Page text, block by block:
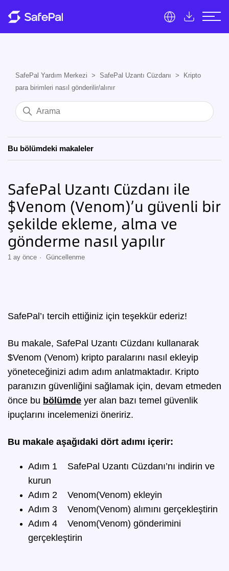
SafePal Yardım Merkezi SafePal Uzantı Cüzdanı
Kripto
para birimleri nasıl gönderilir/alınır
Bu bölümdeki makaleler
SafePal Uzantı Cüzdanı ile
$Venom (Venom)’u güvenli bir
şekilde ekleme, alma ve
gönderme nasıl yapılır
1 ay önce Güncellenme
SafePal’ı tercih ettiğiniz için teşekkür ederiz!
Bu makale, SafePal Uzantı Cüzdanı kullanarak
$Venom (Venom) kripto paralarını nasıl ekleyip
yöneteceğinizi adım adım anlatmaktadır. Kripto
paranızın güvenliğini sağlamak için, devam etmeden
önce bu bölümde yer alan bazı temel güvenlik
ipuçlarını incelemenizi öneririz.
Bu makale aşağıdaki dört adımı içerir:
Adım 1 SafePal Uzantı Cüzdanı’nı indirin ve
kurun
Adım 2 Venom(Venom) ekleyin
Adım 3 Venom(Venom) alımını gerçekleştirin
Adım 4 Venom(Venom) gönderimini
gerçekleştirin